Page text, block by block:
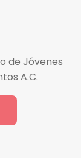
de Jóvenes
A.C.